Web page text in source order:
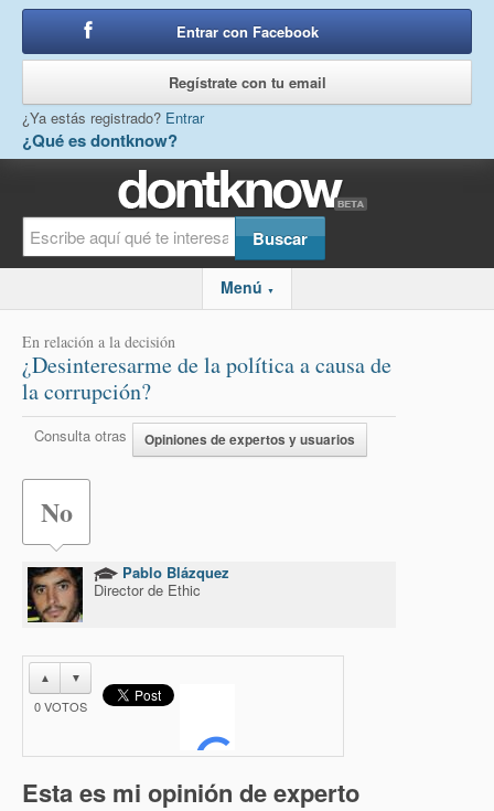
¿Qué es dontknow?
Entrar con Facebook
Regístrate con tu email
¿Ya estás registrado? Entrar
Menú ▼
En relación a la decisión
¿Desinteresarme de la política a causa de
la corrupción?
Consulta otras Opiniones de expertos y usuarios
No
Pablo Blázquez
Director de Ethic
▲ ▼
0VOTOS
Esta es mi opinión de experto